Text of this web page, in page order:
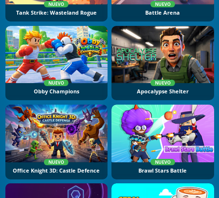
NUEVO
Tank Strike: Wasteland Rogue
NUEVO
Battle Arena
NUEVO
Obby Champions
NUEVO
Apocalypse Shelter
NUEVO
Office Knight 3D: Castle Defence
NUEVO
Brawl Stars Battle